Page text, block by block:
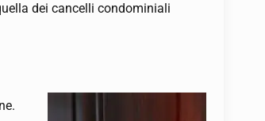
dei cancelli condominiali